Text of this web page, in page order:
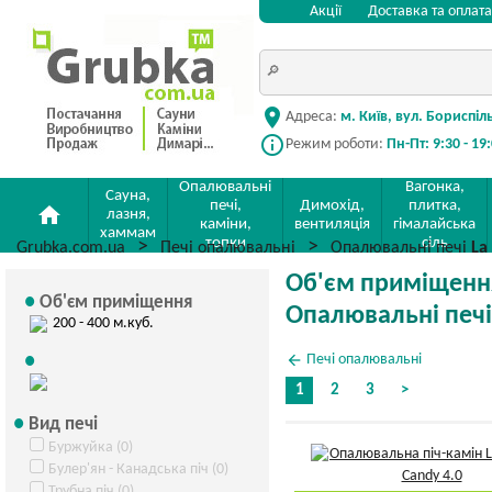
Акції Доставка та оплата
location_on Адреса: м. Київ, вул.
info_outline Режим роботи: Пн-Пт: 9:30 -
home
Сауна,
лазня,
хаммам
Опалювальні
печі,
каміни,
топки
Димохід,
вентиляція
Вагонка,
плитка,
гімалайська
сіль
Grubka.com.ua Печі опалювальні Опалювальні печі
Об'єм приміщення
200 - 400 м.куб.
Вид печі
Буржуйка (0)
Булер'ян - Канадська піч (0)
Об'єм
Опалювальні
arrow_back Печі опалювальні
1
2 3 >